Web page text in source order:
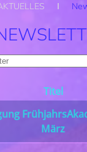
Titel
März